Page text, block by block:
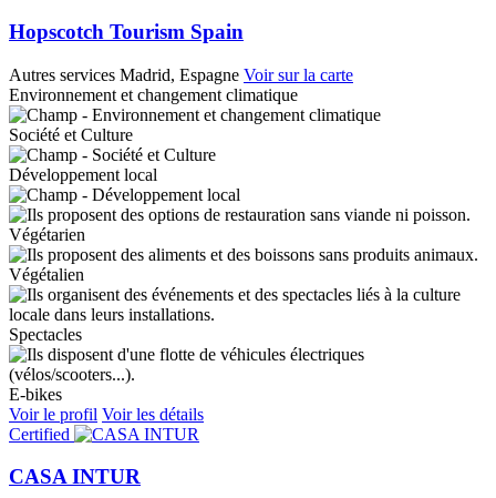
Hopscotch Tourism Spain
Autres services Madrid, Espagne Voir sur la carte
Environnement et changement climatique
Société et Culture
Développement local
Végétarien
Végétalien
Spectacles
E-bikes
Voir le profil Voir les détails
Certified
CASA INTUR